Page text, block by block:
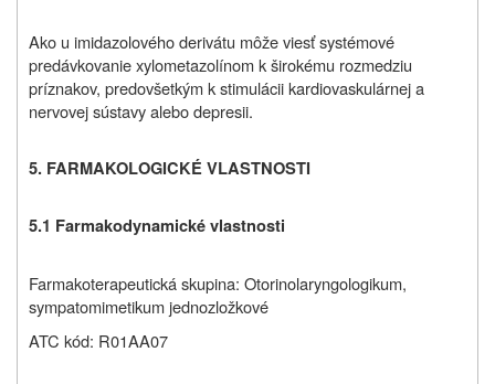
Ako u imidazolového derivátu môže viesť systémové
predávkovanie xylometazolínom k širokému rozmedziu
príznakov, predovšetkým k stimulácii kardiovaskulárnej a
nervovej sústavy alebo depresii.
5. FARMAKOLOGICKÉ VLASTNOSTI
5.1 Farmakodynamické vlastnosti
Farmakoterapeutická skupina: Otorinolaryngologikum,
sympatomimetikum jednozložkové
ATC kód: R01AA07